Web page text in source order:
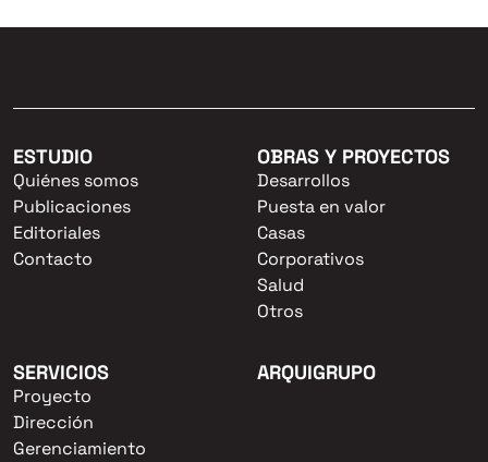
ESTUDIO
Quiénes somos
Publicaciones
Editoriales
Contacto
OBRAS Y PROYECTOS
Desarrollos
Puesta en valor
Casas
Corporativos
Salud
Otros
SERVICIOS
Proyecto
Dirección
Gerenciamiento
ARQUIGRUPO